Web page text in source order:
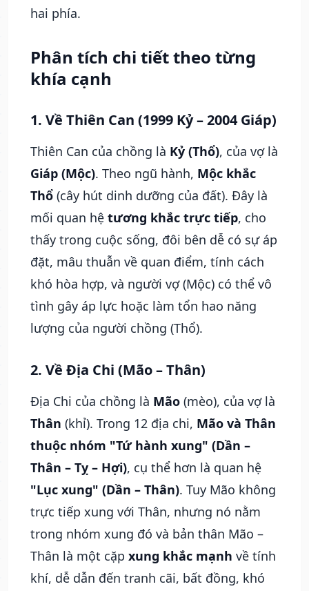
hai phía.
Phân tích chi tiết theo từng
khía cạnh
1. Về Thiên Can (1999 Kỷ – 2004 Giáp)
Thiên Can của chồng là Kỷ (Thổ), của vợ là
Giáp (Mộc). Theo ngũ hành, Mộc khắc
Thổ (cây hút dinh dưỡng của đất). Đây là
mối quan hệ tương khắc trực tiếp, cho
thấy trong cuộc sống, đôi bên dễ có sự áp
đặt, mâu thuẫn về quan điểm, tính cách
khó hòa hợp, và người vợ (Mộc) có thể vô
tình gây áp lực hoặc làm tổn hao năng
lượng của người chồng (Thổ).
2. Về Địa Chi (Mão – Thân)
Địa Chi của chồng là Mão (mèo), của vợ là
Thân (khỉ). Trong 12 địa chi, Mão và Thân
thuộc nhóm "Tứ hành xung" (Dần –
Thân – Tỵ – Hợi), cụ thể hơn là quan hệ
"Lục xung" (Dần – Thân). Tuy Mão không
trực tiếp xung với Thân, nhưng nó nằm
trong nhóm xung đó và bản thân Mão –
Thân là một cặp xung khắc mạnh về tính
khí, dễ dẫn đến tranh cãi, bất đồng, khó